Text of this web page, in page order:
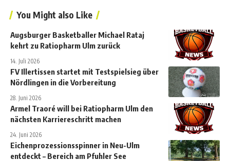
You Might also Like
Augsburger Basketballer Michael Rataj
kehrt zu Ratiopharm Ulm zurück
14. Juli 2026
FV Illertissen startet mit Testspielsieg über
Nördlingen in die Vorbereitung
28. Juni 2026
Armel Traoré will bei Ratiopharm Ulm den
nächsten Karriereschritt machen
24. Juni 2026
Eichenprozessionsspinner in Neu-Ulm
entdeckt – Bereich am Pfuhler See